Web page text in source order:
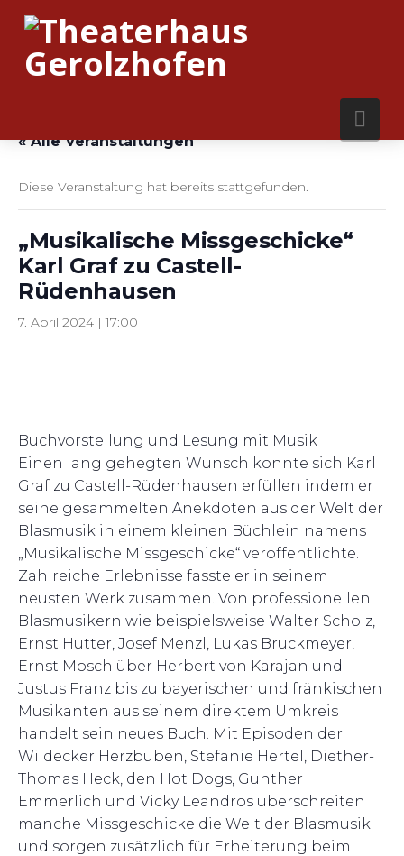
« Alle Veranstaltungen
Diese Veranstaltung hat bereits stattgefunden.
„Musikalische Missgeschicke“
Karl Graf zu Castell-
Rüdenhausen
7. April 2024 | 17:00
Buchvorstellung und Lesung mit Musik
Einen lang gehegten Wunsch konnte sich Karl
Graf zu Castell-Rüdenhausen erfüllen indem er
seine gesammelten Anekdoten aus der Welt der
Blasmusik in einem kleinen Büchlein namens
„Musikalische Missgeschicke“ veröffentlichte.
Zahlreiche Erlebnisse fasste er in seinem
neusten Werk zusammen. Von professionellen
Blasmusikern wie beispielsweise Walter Scholz,
Ernst Hutter, Josef Menzl, Lukas Bruckmeyer,
Ernst Mosch über Herbert von Karajan und
Justus Franz bis zu bayerischen und fränkischen
Musikanten aus seinem direktem Umkreis
handelt sein neues Buch. Mit Episoden der
Wildecker Herzbuben, Stefanie Hertel, Diether-
Thomas Heck, den Hot Dogs, Gunther
Emmerlich und Vicky Leandros überschreiten
manche Missgeschicke die Welt der Blasmusik
und sorgen zusätzlich für Erheiterung beim